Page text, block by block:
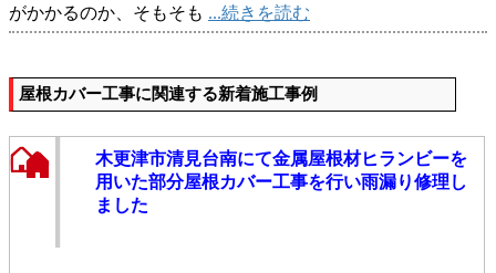
がかかるのか、そもそも ...続きを読む
屋根カバー工事に関連する新着施工事例
木更津市清見台南にて金属屋根材ヒランビーを
用いた部分屋根カバー工事を行い雨漏り修理し
ました